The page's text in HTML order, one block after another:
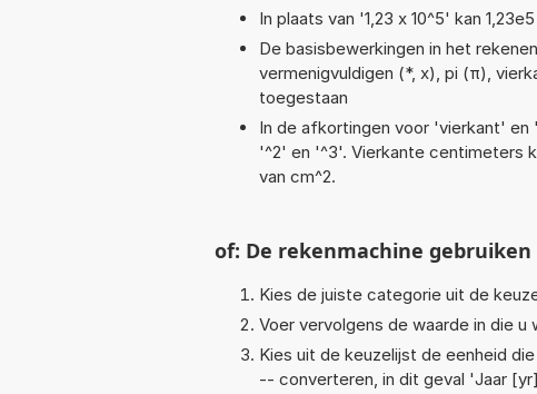
In plaats van '1,23 x 10^5' kan
De basisbewerkingen in het
vermenigvuldigen (*, x), pi (π),
toegestaan
In de afkortingen voor 'vierkant'
'^2' en '^3'. Vierkante centimeters
van cm^2.
of: De rekenmachine
Kies de juiste categorie uit de
Voer vervolgens de waarde in die
Kies uit de keuzelijst de eenheid
-- converteren, in dit geval 'Jaar [yr]